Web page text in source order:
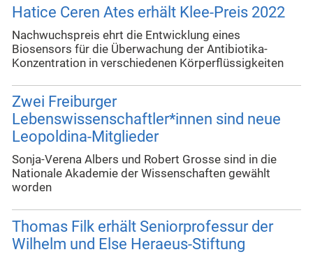
Hatice Ceren Ates erhält Klee-Preis 2022
Nachwuchspreis ehrt die Entwicklung eines
Biosensors für die Überwachung der Antibiotika-
Konzentration in verschiedenen Körperflüssigkeiten
Zwei Freiburger
Lebenswissenschaftler*innen sind neue
Leopoldina-Mitglieder
Sonja-Verena Albers und Robert Grosse sind in die
Nationale Akademie der Wissenschaften gewählt
worden
Thomas Filk erhält Seniorprofessur der
Wilhelm und Else Heraeus-Stiftung